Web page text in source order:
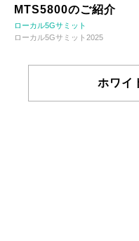
MTS5800のご紹介
ローカル5Gサミット
ローカル5Gサミット2025
ホワイ